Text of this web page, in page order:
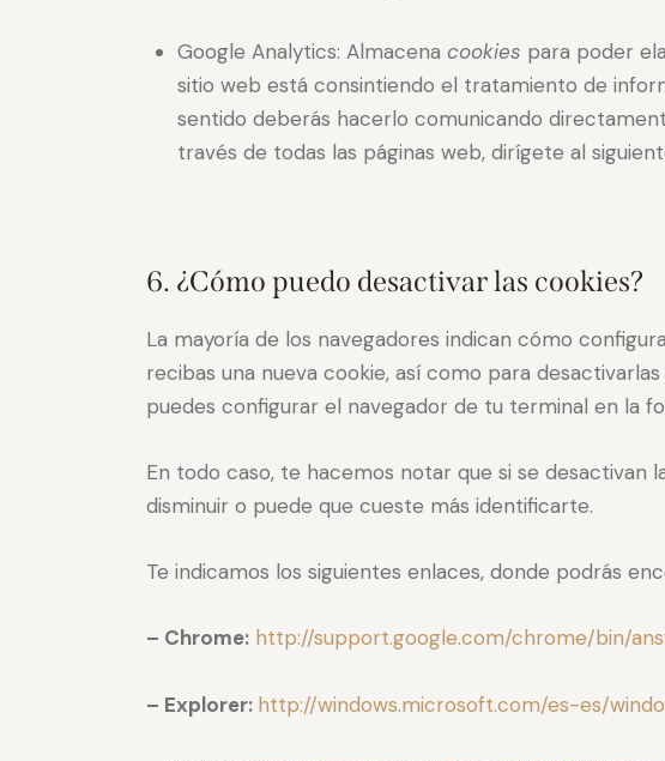
Google Analytics: Almacena cookies para poder
sitio web está consintiendo el tratamiento de
sentido deberás hacerlo comunicando
través de todas las páginas web, dirígete al
6. ¿Cómo puedo desactivar las cookies?
La mayoría de los navegadores indican cómo
recibas una nueva cookie, así como para
puedes configurar el navegador de tu terminal en la
En todo caso, te hacemos notar que si se desactivan
disminuir o puede que cueste más identificarte.
Te indicamos los siguientes enlaces, donde podrás
– Chrome: http://support.google.com/chrome/bin/
– Explorer: http://windows.microsoft.com/es-es/